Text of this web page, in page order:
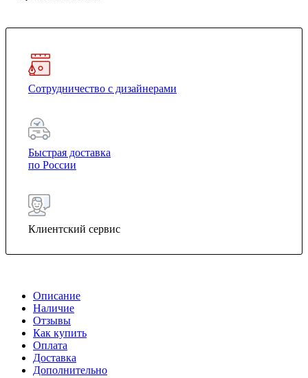
Сотрудничество с дизайнерами
Быстрая доставка
по России
Клиентский сервис
Описание
Наличие
Отзывы
Как купить
Оплата
Доставка
Дополнительно